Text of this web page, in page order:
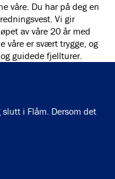
våre. Du har på deg en
Vi gir
av våre 20 år med
våre er svært trygge, og
guidede fjellturer.
i Flåm. Dersom det